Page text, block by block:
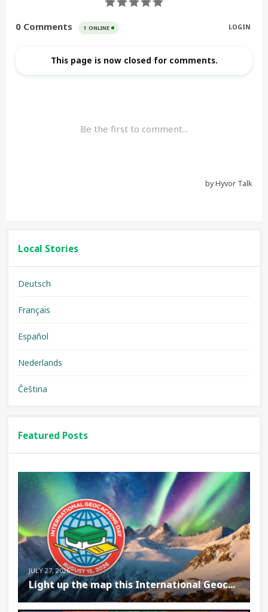
Local Stories
Deutsch
Français
Español
Nederlands
Čeština
Featured Posts
JULY 27, 2026
Light up the map this International Geoc...